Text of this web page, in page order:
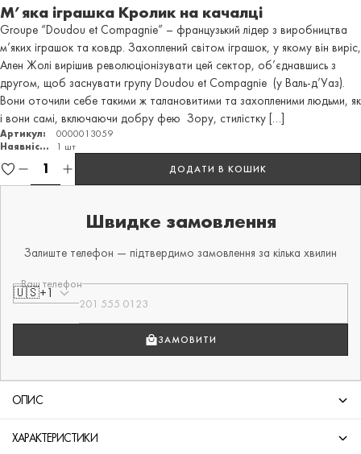
М’яка іграшка Кролик на качалці
Groupe “Doudou et Compagnie” – французький лідер з виробництва
м’яких іграшок та ковдр. Захоплений світом іграшок, у якому він виріс,
Ален Жолі вирішив революціонізувати цей сектор, об’єднавшись з
другом, щоб заснувати групу Doudou et Compagnie (у Валь-д’Уаз).
Вони оточили себе такими ж талановитими та захопленими людьми, як
і вони самі, включаючи добру фею Зору, стилістку […]
Артикул:
0000013059
Наявність:
1 шт
ДОДАТИ В КОШИК
Швидке замовлення
Залиште телефон — підтвердимо замовлення за кілька хвилин
Ваш телефон
🇺🇸+1
ЗАМОВИТИ
ОПИС
ХАРАКТЕРИСТИКИ